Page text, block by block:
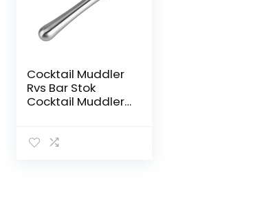
Cocktail Muddler
Rvs Bar Stok
Cocktail Muddler
Tool Home Fruit